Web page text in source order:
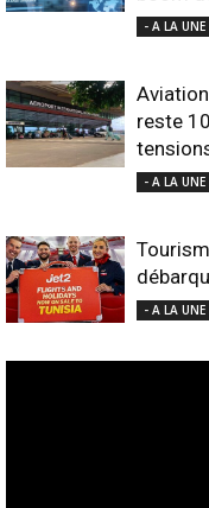
- A LA UNE
reste
- A LA UNE
- A LA UNE